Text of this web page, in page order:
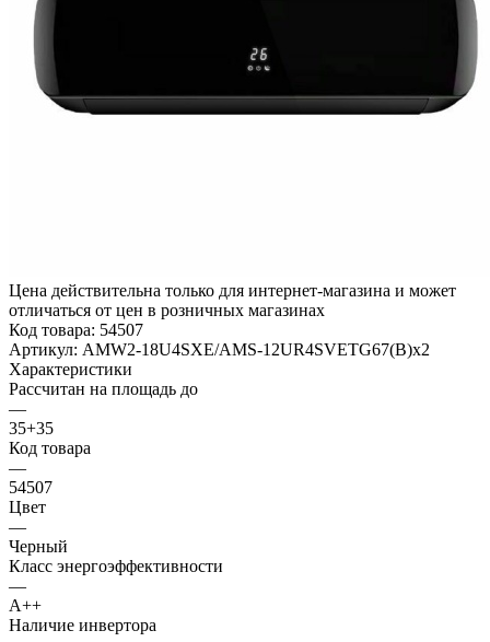
Цена действительна только для интернет-магазина и может
отличаться от цен в розничных магазинах
Код товара: 54507
Артикул: AMW2-18U4SXE/AMS-12UR4SVETG67(B)x2
Характеристики
Рассчитан на площадь до
—
35+35
Код товара
—
54507
Цвет
—
Черный
Класс энергоэффективности
—
A++
Наличие инвертора